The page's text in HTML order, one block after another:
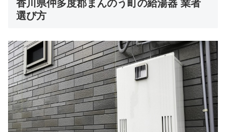
香川県仲多度郡まんのう町の給湯器 業者
選び方